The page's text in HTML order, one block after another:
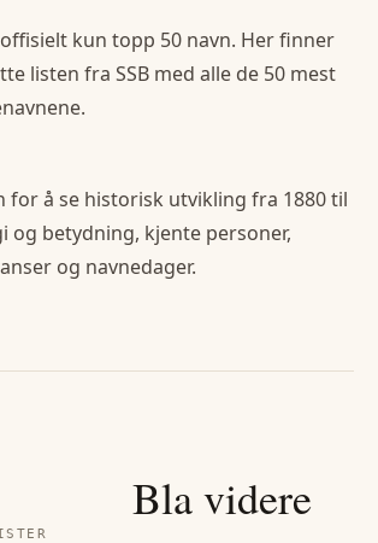
kun topp 50 navn. Her finner
listen fra SSB med alle de 50 mest
ene.
for å se historisk utvikling fra 1880 til
og betydning, kjente personer,
og navnedager.
Bla videre